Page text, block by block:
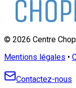
© 2026 Centre
Mentions légales •
Contactez-nous